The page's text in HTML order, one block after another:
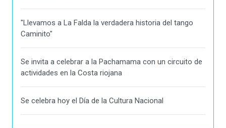
"Llevamos a La Falda la verdadera historia del tango
Caminito"
Se invita a celebrar a la Pachamama con un circuito de
actividades en la Costa riojana
Se celebra hoy el Día de la Cultura Nacional